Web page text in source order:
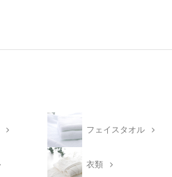
フェイスタオル
衣類